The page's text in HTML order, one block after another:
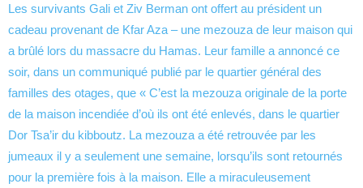
Les survivants Gali et Ziv Berman ont offert au président un
cadeau provenant de Kfar Aza – une mezouza de leur maison qui
a brûlé lors du massacre du Hamas. Leur famille a annoncé ce
soir, dans un communiqué publié par le quartier général des
familles des otages, que « C’est la mezouza originale de la porte
de la maison incendiée d’où ils ont été enlevés, dans le quartier
Dor Tsa’ir du kibboutz. La mezouza a été retrouvée par les
jumeaux il y a seulement une semaine, lorsqu’ils sont retournés
pour la première fois à la maison. Elle a miraculeusement